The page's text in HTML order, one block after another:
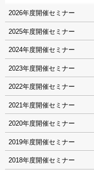
2026
2025
2024
2023
2022
2021
2020
2019
2018